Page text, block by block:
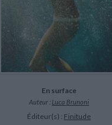
En surface
Auteur : Luca Brunoni
Éditeur(s) : Finitude